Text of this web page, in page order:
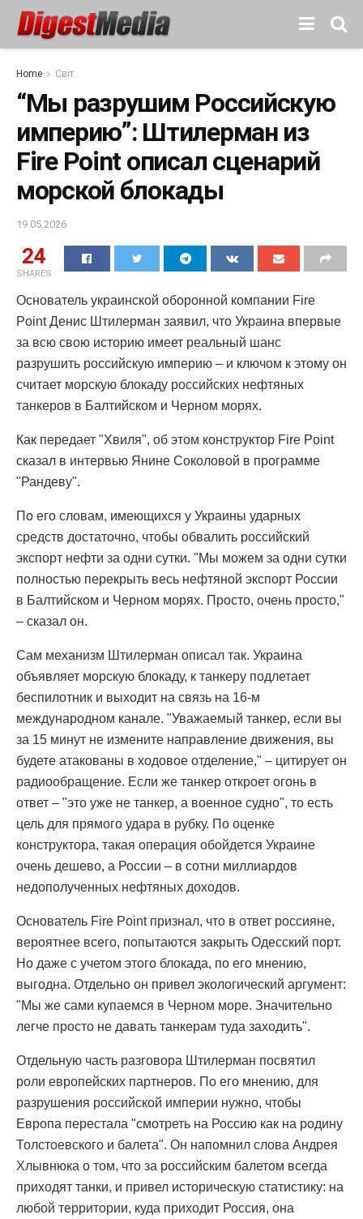
Home Світ
“Мы разрушим Российскую
империю”: Штилерман из
Fire Point описал сценарий
морской блокады
19.05.2026
24
SHARES
Основатель украинской оборонной компании Fire
Point Денис Штилерман заявил, что Украина впервые
за всю свою историю имеет реальный шанс
разрушить российскую империю – и ключом к этому он
считает морскую блокаду российских нефтяных
танкеров в Балтийском и Черном морях.
Как передает "Хвиля", об этом конструктор Fire Point
сказал в интервью Янине Соколовой в программе
"Рандеву".
По его словам, имеющихся у Украины ударных
средств достаточно, чтобы обвалить российский
экспорт нефти за одни сутки. "Мы можем за одни сутки
полностью перекрыть весь нефтяной экспорт России
в Балтийском и Черном морях. Просто, очень просто,"
– сказал он.
Сам механизм Штилерман описал так. Украина
объявляет морскую блокаду, к танкеру подлетает
беспилотник и выходит на связь на 16-м
международном канале. "Уважаемый танкер, если вы
за 15 минут не измените направление движения, вы
будете атакованы в ходовое отделение," – цитирует он
радиообращение. Если же танкер откроет огонь в
ответ – "это уже не танкер, а военное судно", то есть
цель для прямого удара в рубку. По оценке
конструктора, такая операция обойдется Украине
очень дешево, а России – в сотни миллиардов
недополученных нефтяных доходов.
Основатель Fire Point признал, что в ответ россияне,
вероятнее всего, попытаются закрыть Одесский порт.
Но даже с учетом этого блокада, по его мнению,
выгодна. Отдельно он привел экологический аргумент:
"Мы же сами купаемся в Черном море. Значительно
легче просто не давать танкерам туда заходить".
Отдельную часть разговора Штилерман посвятил
роли европейских партнеров. По его мнению, для
разрушения российской империи нужно, чтобы
Европа перестала "смотреть на Россию как на родину
Толстоевского и балета". Он напомнил слова Андрея
Хлывнюка о том, что за российским балетом всегда
приходят танки, и привел историческую статистику: на
любой территории, куда приходит Россия, она